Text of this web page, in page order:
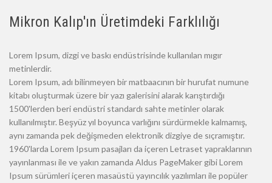
Mikron Kalıp'ın Üretimdeki Farklılığı
Lorem Ipsum, dizgi ve baskı endüstrisinde kullanılan mıgır
metinlerdir.
Lorem Ipsum, adı bilinmeyen bir matbaacının bir hurufat numune
kitabı oluşturmak üzere bir yazı galerisini alarak karıştırdığı
1500'lerden beri endüstri standardı sahte metinler olarak
kullanılmıştır. Beşyüz yıl boyunca varlığını sürdürmekle kalmamış,
aynı zamanda pek değişmeden elektronik dizgiye de sıçramıştır.
1960'larda Lorem Ipsum pasajları da içeren Letraset yapraklarının
yayınlanması ile ve yakın zamanda Aldus PageMaker gibi Lorem
Ipsum sürümleri içeren masaüstü yayıncılık yazılımları ile popüler